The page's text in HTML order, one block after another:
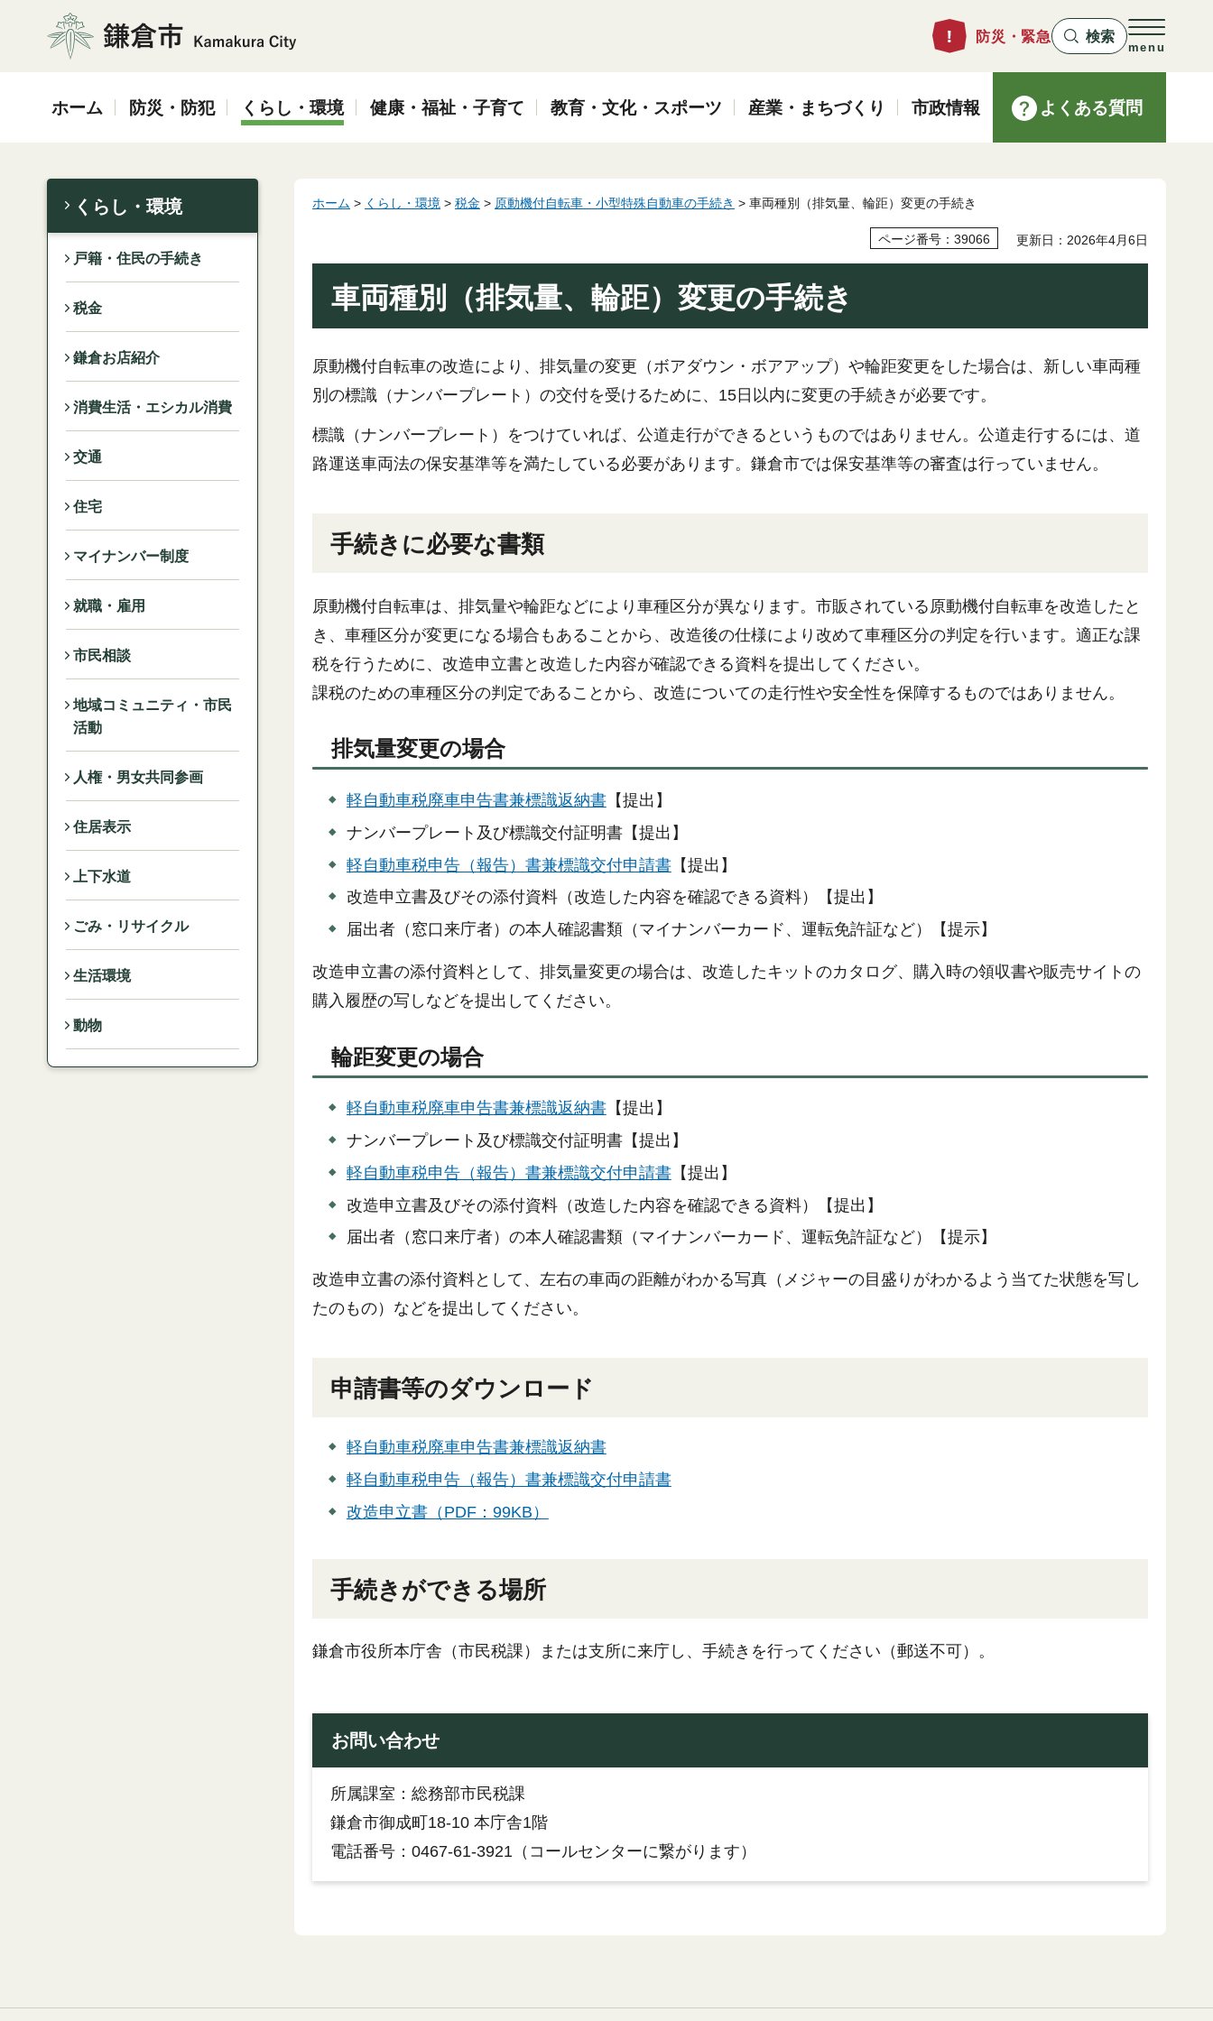
鎌倉市
防災・緊急 検索
menu
ホーム 防災・防犯 くらし・環境 健康・福祉・子育て 教育・文化・スポーツ 産業・まちづくり 市政情報 よくある質問
くらし・環境
戸籍・住民の手続き
税金
鎌倉お店紹介
消費生活・エシカル消費
交通
住宅
マイナンバー制度
就職・雇用
市民相談
地域コミュニティ・市民
活動
人権・男女共同参画
住居表示
上下水道
ごみ・リサイクル
生活環境
動物
ホーム > くらし・環境 > 税金 > 原動機付自転車・小型特殊自動車の手続き > 車両種別（排気量、輪距）変更の手続き
ページ番号：39066 更新日：2026年4月6日
車両種別（排気量、輪距）変更の手続き
原動機付自転車の改造により、排気量の変更（ボアダウン・ボアアップ）や輪距変更をした場合は、新しい車両種
別の標識（ナンバープレート）の交付を受けるために、15日以内に変更の手続きが必要です。
標識（ナンバープレート）をつけていれば、公道走行ができるというものではありません。公道走行するには、道
路運送車両法の保安基準等を満たしている必要があります。鎌倉市では保安基準等の審査は行っていません。
手続きに必要な書類
原動機付自転車は、排気量や輪距などにより車種区分が異なります。市販されている原動機付自転車を改造したと
き、車種区分が変更になる場合もあることから、改造後の仕様により改めて車種区分の判定を行います。適正な課
税を行うために、改造申立書と改造した内容が確認できる資料を提出してください。
課税のための車種区分の判定であることから、改造についての走行性や安全性を保障するものではありません。
排気量変更の場合
軽自動車税廃車申告書兼標識返納書【提出】
ナンバープレート及び標識交付証明書【提出】
軽自動車税申告（報告）書兼標識交付申請書【提出】
改造申立書及びその添付資料（改造した内容を確認できる資料）【提出】
届出者（窓口来庁者）の本人確認書類（マイナンバーカード、運転免許証など）【提示】
改造申立書の添付資料として、排気量変更の場合は、改造したキットのカタログ、購入時の領収書や販売サイトの
購入履歴の写しなどを提出してください。
輪距変更の場合
軽自動車税廃車申告書兼標識返納書【提出】
ナンバープレート及び標識交付証明書【提出】
軽自動車税申告（報告）書兼標識交付申請書【提出】
改造申立書及びその添付資料（改造した内容を確認できる資料）【提出】
届出者（窓口来庁者）の本人確認書類（マイナンバーカード、運転免許証など）【提示】
改造申立書の添付資料として、左右の車両の距離がわかる写真（メジャーの目盛りがわかるよう当てた状態を写し
たのもの）などを提出してください。
申請書等のダウンロード
軽自動車税廃車申告書兼標識返納書
軽自動車税申告（報告）書兼標識交付申請書
改造申立書（PDF：99KB）
手続きができる場所
鎌倉市役所本庁舎（市民税課）または支所に来庁し、手続きを行ってください（郵送不可）。
お問い合わせ
所属課室：総務部市民税課
鎌倉市御成町18-10 本庁舎1階
電話番号：0467-61-3921（コールセンターに繋がります）